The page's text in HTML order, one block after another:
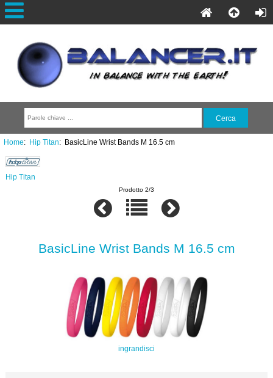
Home: Hip Titan: BasicLine Wrist Bands M 16.5 cm
Hip Titan
Prodotto 2/3
BasicLine Wrist Bands M 16.5 cm
ingrandisci